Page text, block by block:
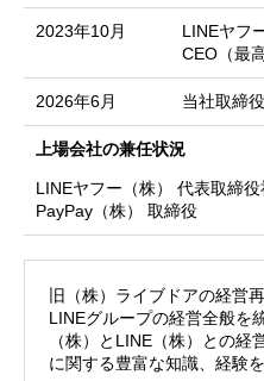
2023年10月
LINEヤフ
CEO（最
2026年6月 当社取締
上場会社の兼任状況
LINEヤフー（株） 代表取締
PayPay（株） 取締役
旧（株）ライブドアの経営
LINEグループの経営全般を
（株）とLINE（株）との
に関する豊富な知識、経験